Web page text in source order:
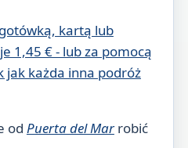
kartą lub
1,45 € - lub za pomocą
jak każda inna podróż
od Puerta del Marrobić